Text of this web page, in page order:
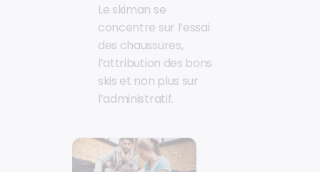
Le skiman se
concentre sur l’essai
des chaussures,
l’attribution des bons
skis et non plus sur
l’administratif.